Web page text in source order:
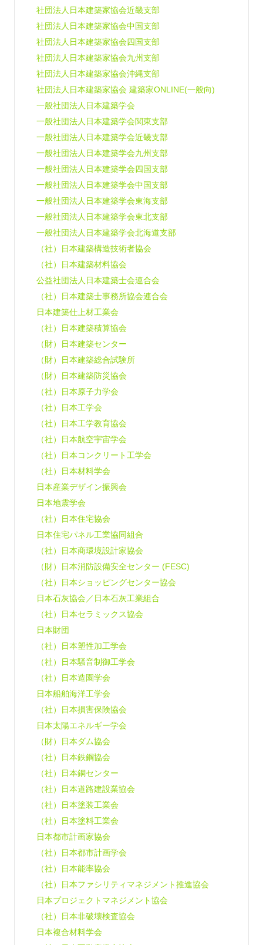
社団法人日本建築家協会近畿支部
社団法人日本建築家協会中国支部
社団法人日本建築家協会四国支部
社団法人日本建築家協会九州支部
社団法人日本建築家協会沖縄支部
社団法人日本建築家協会 建築家ONLINE(一般向)
一般社団法人日本建築学会
一般社団法人日本建築学会関東支部
一般社団法人日本建築学会近畿支部
一般社団法人日本建築学会九州支部
一般社団法人日本建築学会四国支部
一般社団法人日本建築学会中国支部
一般社団法人日本建築学会東海支部
一般社団法人日本建築学会東北支部
一般社団法人日本建築学会北海道支部
（社）日本建築構造技術者協会
（社）日本建築材料協会
公益社団法人日本建築士会連合会
（社）日本建築士事務所協会連合会
日本建築仕上材工業会
（社）日本建築積算協会
（財）日本建築センター
（財）日本建築総合試験所
（財）日本建築防災協会
（社）日本原子力学会
（社）日本工学会
（社）日本工学教育協会
（社）日本航空宇宙学会
（社）日本コンクリート工学会
（社）日本材料学会
日本産業デザイン振興会
日本地震学会
（社）日本住宅協会
日本住宅パネル工業協同組合
（社）日本商環境設計家協会
（財）日本消防設備安全センター (FESC)
（社）日本ショッピングセンター協会
日本石灰協会／日本石灰工業組合
（社）日本セラミックス協会
日本財団
（社）日本塑性加工学会
（社）日本騒音制御工学会
（社）日本造園学会
日本船舶海洋工学会
（社）日本損害保険協会
日本太陽エネルギー学会
（財）日本ダム協会
（社）日本鉄鋼協会
（社）日本銅センター
（社）日本道路建設業協会
（社）日本塗装工業会
（社）日本塗料工業会
日本都市計画家協会
（社）日本都市計画学会
（社）日本能率協会
（社）日本ファシリティマネジメント推進協会
日本プロジェクトマネジメント協会
（社）日本非破壊検査協会
日本複合材料学会